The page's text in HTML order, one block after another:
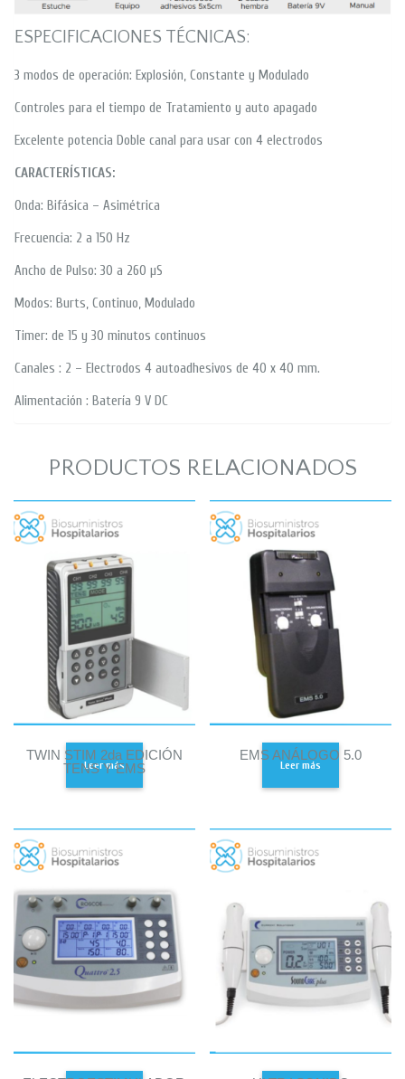
ESPECIFICACIONES TÉCNICAS:
3 modos de operación: Explosión, Constante y Modulado
Controles para el tiempo de Tratamiento y auto apagado
Excelente potencia Doble canal para usar con 4 electrodos
CARACTERÍSTICAS:
Onda: Bifásica – Asimétrica
Frecuencia: 2 a 150 Hz
Ancho de Pulso: 30 a 260 µS
Modos: Burts, Continuo, Modulado
Timer: de 15 y 30 minutos continuos
Canales : 2 – Electrodos 4 autoadhesivos de 40 x 40 mm.
Alimentación : Batería 9 V DC
PRODUCTOS RELACIONADOS
TWIN STIM 2da EDICIÓN
TENS Y EMS
Leer más
EMS ANÁLOGO 5.0
Leer más